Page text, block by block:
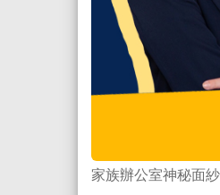
家族辦公室神秘面